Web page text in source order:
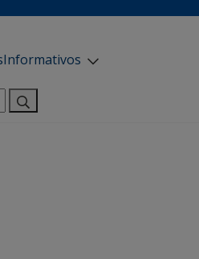
Informativos